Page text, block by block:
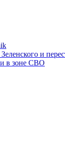
и
в зоне СВО